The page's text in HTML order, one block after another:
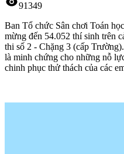
91349
Ban Tổ chức Sân chơi Toán
mừng đến 54.052 thí sinh trên
thi số 2 - Chặng 3 (cấp
là minh chứng cho những nỗ
chinh phục thử thách của các